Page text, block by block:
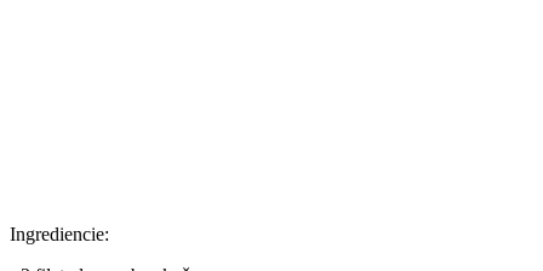
Ingrediencie: